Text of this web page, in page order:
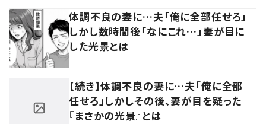
体調不良の妻に…夫「俺に全部任せろ」
しかし数時間後「なにこれ…」妻が目に
した光景とは
【続き】体調不良の妻に…夫「俺に全部
任せろ」しかしその後、妻が目を疑った
『まさかの光景』とは